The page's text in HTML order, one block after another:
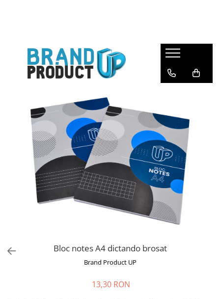
Agende, calendare si plannere
Birotica si Papetarie
Hartie copiator si imprimanta
Produse personalizate
Formulare tipizate
Saci menajeri
Bloc notes A4 dictando brosat
Brand Product UP
13,30 RON